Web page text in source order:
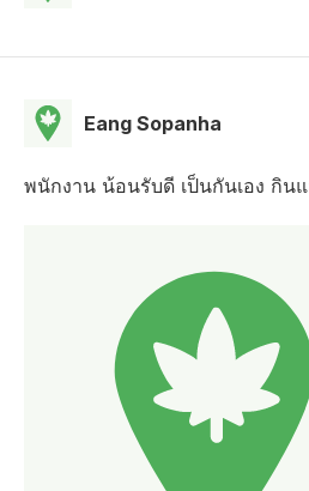
Eang Sopanha
พนักงาน น้อนรับดี เป็นกันเอง กิน